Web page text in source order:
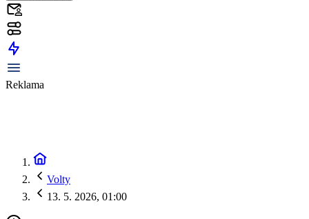
Reklama
Volty
13. 5. 2026, 01:00